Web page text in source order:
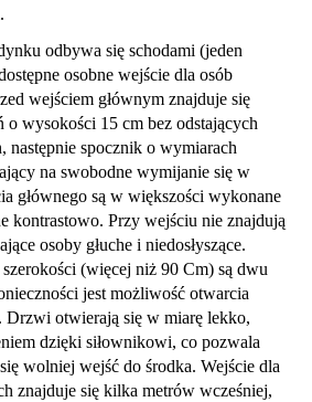
odbywa się schodami (jeden
osobne wejście dla osób
wejściem głównym znajduje się
o wysokości 15 cm bez odstających
następnie spocznik o wymiarach
na swobodne wymijanie się w
głównego są w większości wykonane
kontrastowo. Przy wejściu nie znajdują
osoby głuche i niedosłyszące.
(więcej niż 90 Cm) są dwu
jest możliwość otwarcia
Drzwi otwierają się w miarę lekko,
dzięki siłownikowi, co pozwala
wolniej wejść do środka. Wejście dla
znajduje się kilka metrów wcześniej,